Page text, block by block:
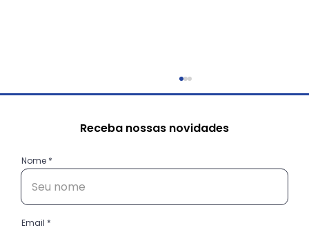
Receba nossas novidades
Nome
Email